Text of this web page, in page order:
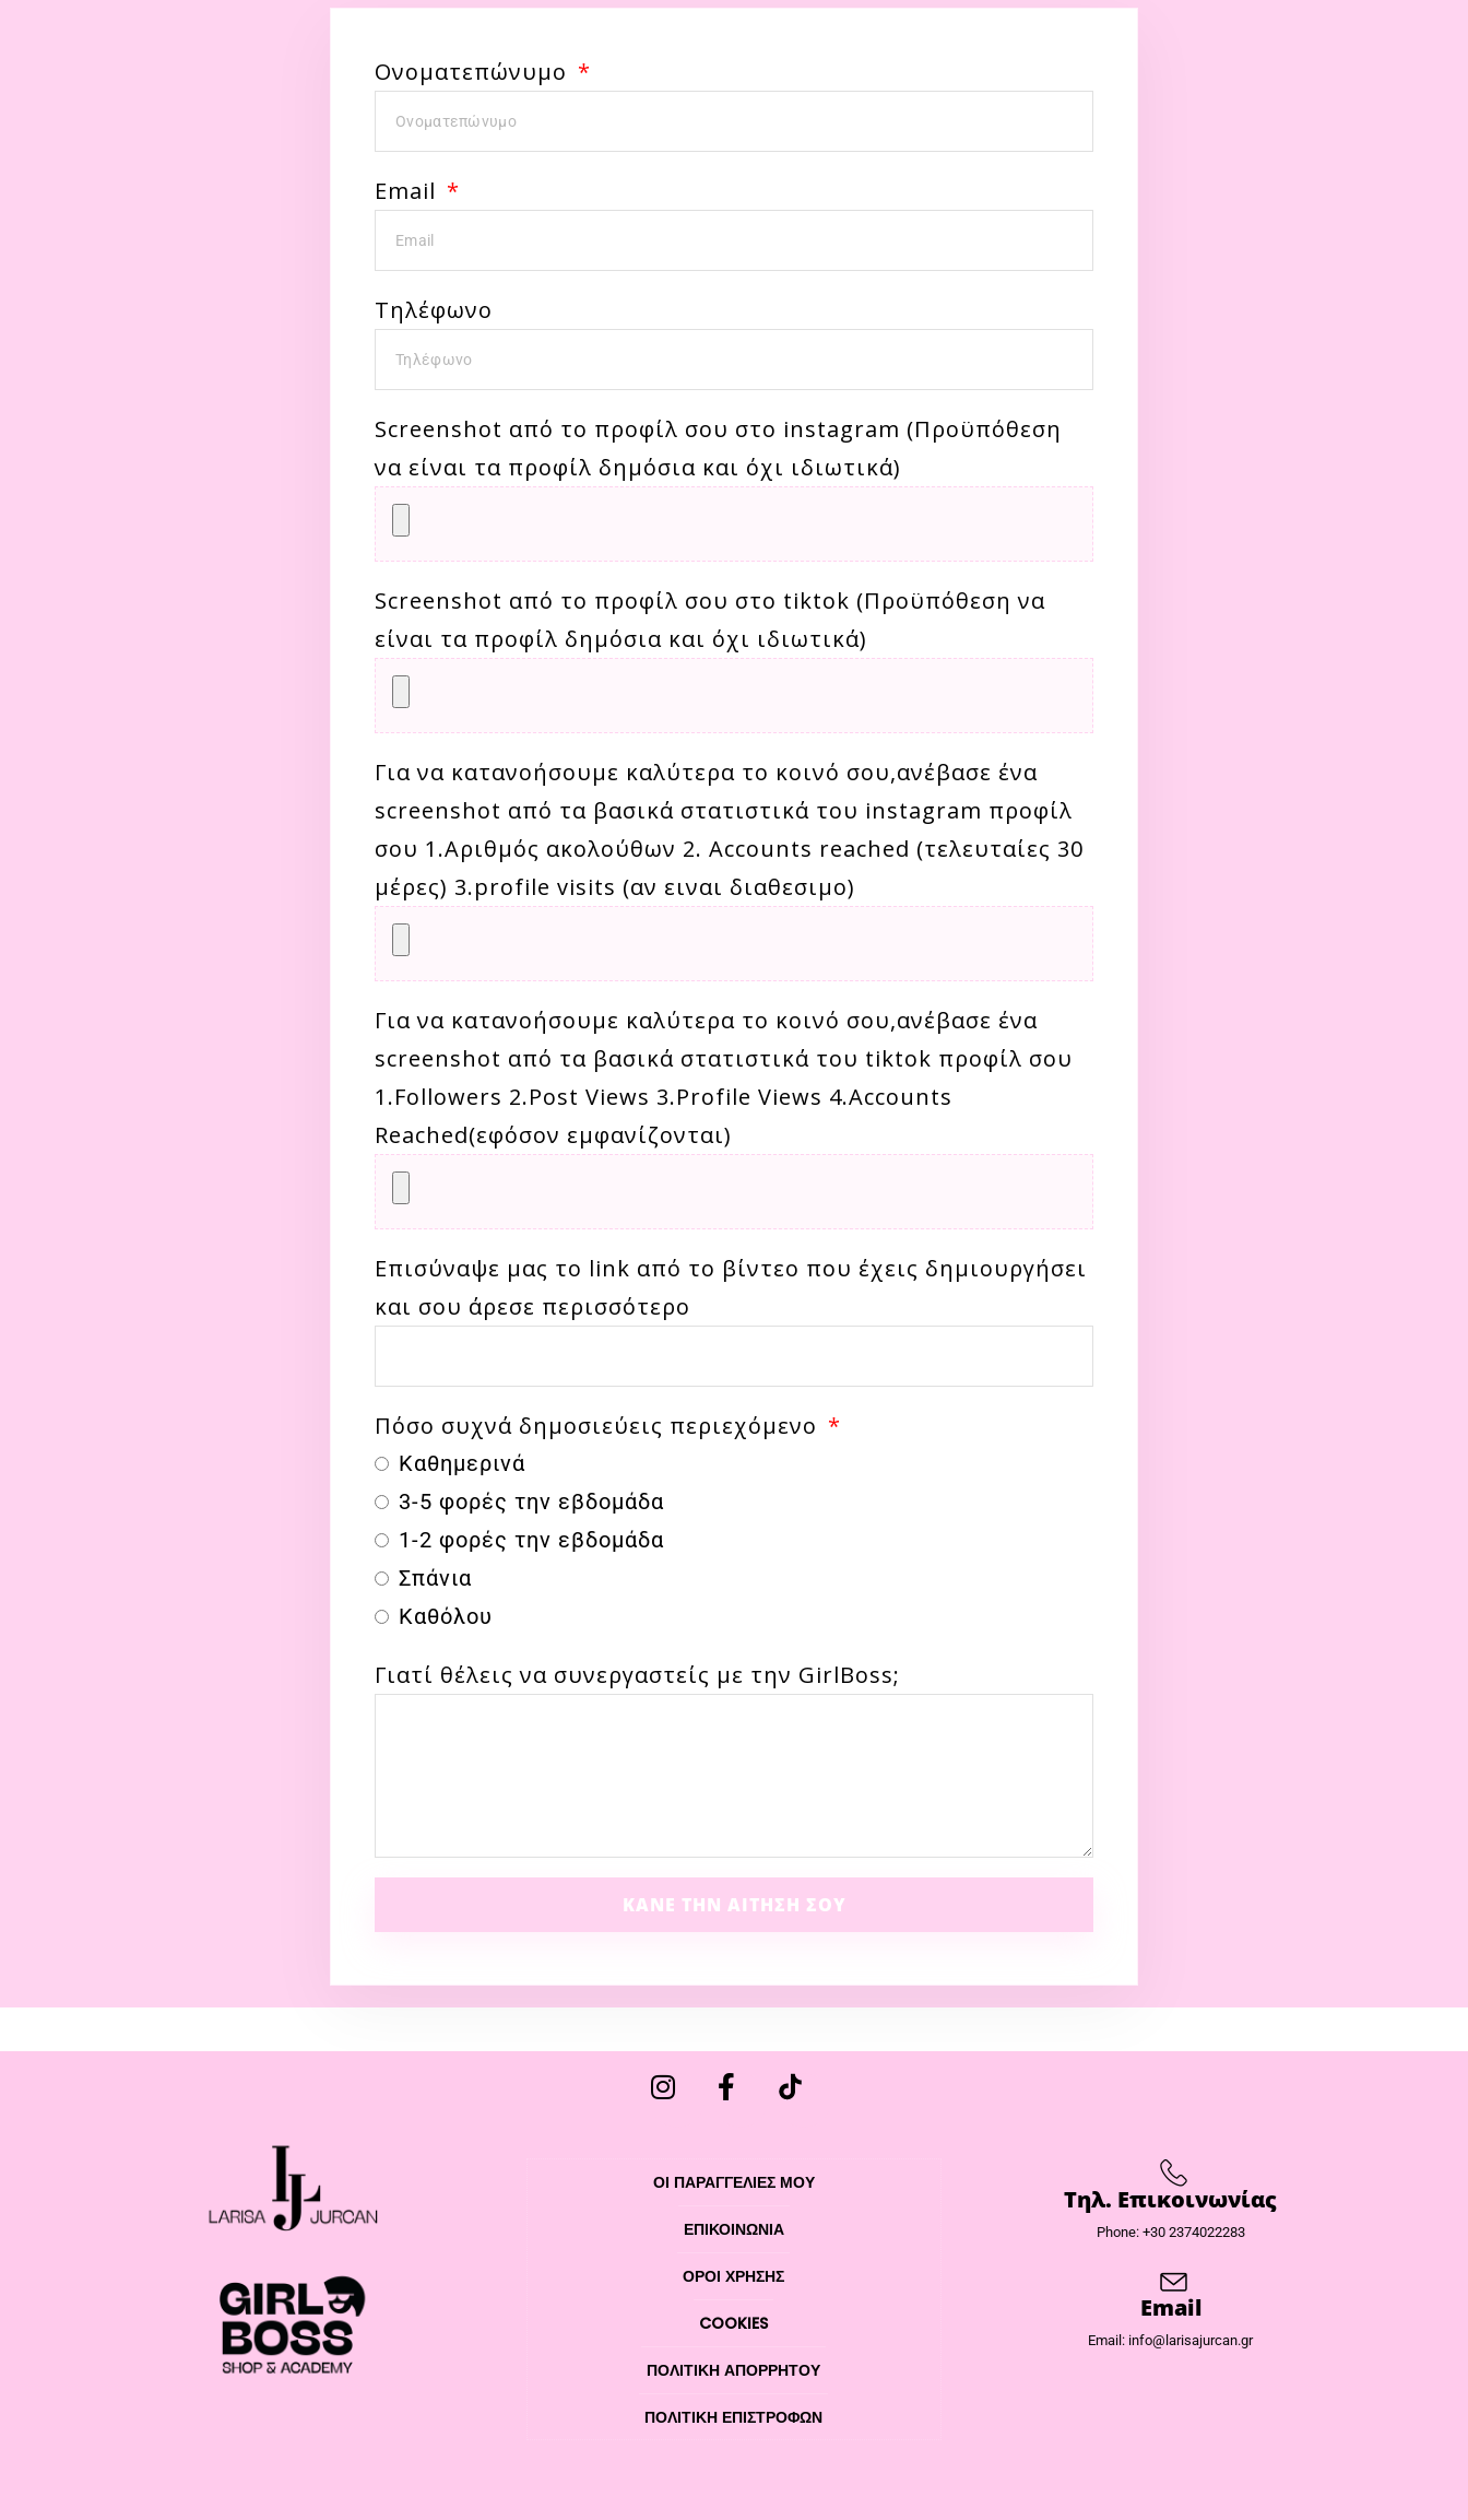
Ονοματεπώνυμο
Email
Τηλέφωνο
Screenshot από το προφίλ σου στο instagram (Προϋπόθεση
να είναι τα προφίλ δημόσια και όχι ιδιωτικά)
Screenshot από το προφίλ σου στο tiktok (Προϋπόθεση να
είναι τα προφίλ δημόσια και όχι ιδιωτικά)
Για να κατανοήσουμε καλύτερα το κοινό σου,ανέβασε ένα
screenshot από τα βασικά στατιστικά του instagram προφίλ
σου 1.Αριθμός ακολούθων 2. Accounts reached (τελευταίες 30
μέρες) 3.profile visits (αν ειναι διαθεσιμο)
Για να κατανοήσουμε καλύτερα το κοινό σου,ανέβασε ένα
screenshot από τα βασικά στατιστικά του tiktok προφίλ σου
1.Followers 2.Post Views 3.Profile Views 4.Accounts
Reached(εφόσον εμφανίζονται)
Επισύναψε μας το link από το βίντεο που έχεις δημιουργήσει
και σου άρεσε περισσότερο
Πόσο συχνά δημοσιεύεις περιεχόμενο
Καθημερινά
3-5 φορές την εβδομάδα
1-2 φορές την εβδομάδα
Σπάνια
Καθόλου
Γιατί θέλεις να συνεργαστείς με την GirlBoss;
ΚΆΝΕ ΤΗΝ ΑΊΤΗΣΗ ΣΟΥ
ΟΙ ΠΑΡΑΓΓΕΛΙΕΣ ΜΟΥ
ΕΠΙΚΟΙΝΩΝΊΑ
ΌΡΟΙ ΧΡΉΣΗΣ
COOKIES
ΠΟΛΙΤΙΚΉ ΑΠΟΡΡΉΤΟΥ
ΠΟΛΙΤΙΚΉ ΕΠΙΣΤΡΟΦΏΝ
Τηλ. Επικοινωνίας
Phone: +30 2374022283
Email
Email: info@larisajurcan.gr